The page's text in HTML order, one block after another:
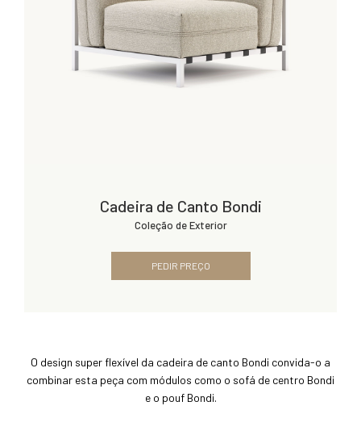
Cadeira de Canto Bondi
Coleção de Exterior
PEDIR PREÇO
O design super flexível da cadeira de canto Bondi convida-o a
combinar esta peça com módulos como o sofá de centro Bondi
e o pouf Bondi.